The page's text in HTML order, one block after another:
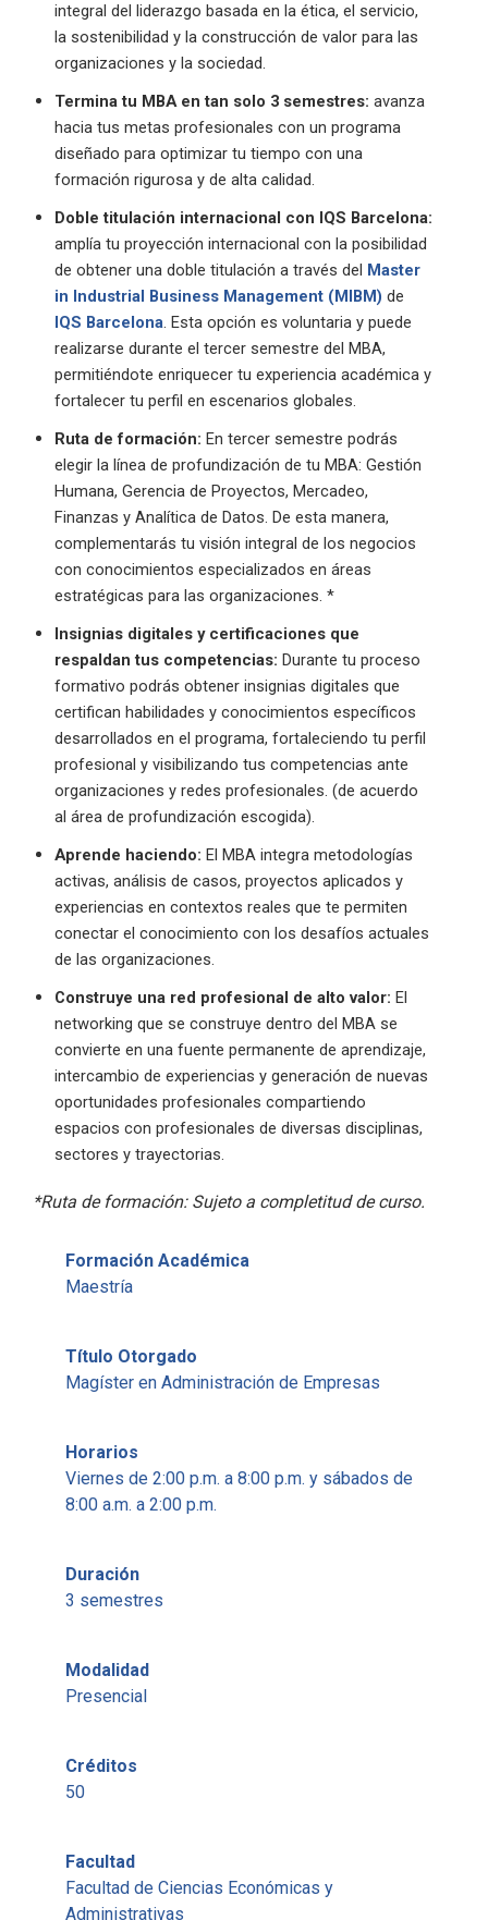
integral del liderazgo basada en la ética, el servicio,
la sostenibilidad y la construcción de valor para las
organizaciones y la sociedad.
Termina tu MBA en tan solo 3 semestres: avanza
hacia tus metas profesionales con un programa
diseñado para optimizar tu tiempo con una
formación rigurosa y de alta calidad.
Doble titulación internacional con IQS Barcelona:
amplía tu proyección internacional con la posibilidad
de obtener una doble titulación a través del Master
in Industrial Business Management (MIBM) de
IQS Barcelona. Esta opción es voluntaria y puede
realizarse durante el tercer semestre del MBA,
permitiéndote enriquecer tu experiencia académica y
fortalecer tu perfil en escenarios globales.
Ruta de formación: En tercer semestre podrás
elegir la línea de profundización de tu MBA: Gestión
Humana, Gerencia de Proyectos, Mercadeo,
Finanzas y Analítica de Datos. De esta manera,
complementarás tu visión integral de los negocios
con conocimientos especializados en áreas
estratégicas para las organizaciones. *
Insignias digitales y certificaciones que
respaldan tus competencias: Durante tu proceso
formativo podrás obtener insignias digitales que
certifican habilidades y conocimientos específicos
desarrollados en el programa, fortaleciendo tu perfil
profesional y visibilizando tus competencias ante
organizaciones y redes profesionales. (de acuerdo
al área de profundización escogida).
Aprende haciendo: El MBA integra metodologías
activas, análisis de casos, proyectos aplicados y
experiencias en contextos reales que te permiten
conectar el conocimiento con los desafíos actuales
de las organizaciones.
Construye una red profesional de alto valor: El
networking que se construye dentro del MBA se
convierte en una fuente permanente de aprendizaje,
intercambio de experiencias y generación de nuevas
oportunidades profesionales compartiendo
espacios con profesionales de diversas disciplinas,
sectores y trayectorias.
*Ruta de formación: Sujeto a completitud de curso.
Formación Académica
Maestría
Título Otorgado
Magíster en Administración de Empresas
Horarios
Viernes de 2:00 p.m. a 8:00 p.m. y sábados de
8:00 a.m. a 2:00 p.m.
Duración
3 semestres
Modalidad
Presencial
Créditos
50
Facultad
Facultad de Ciencias Económicas y
Administrativas